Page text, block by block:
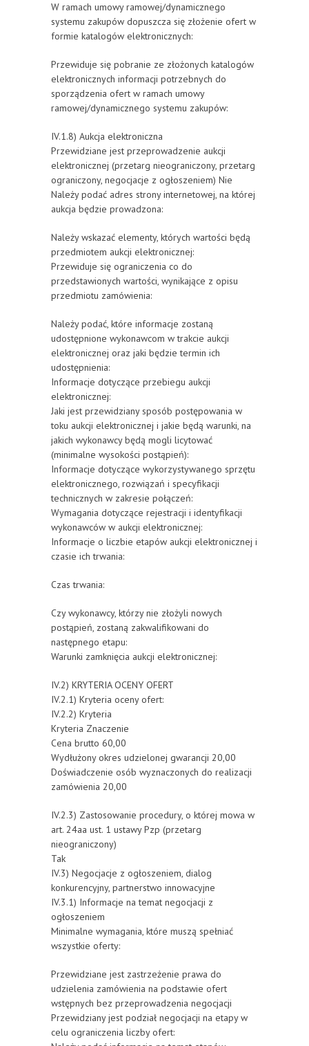
W ramach umowy ramowej/dynamicznego
systemu zakupów dopuszcza się złożenie ofert w
formie katalogów elektronicznych:
Przewiduje się pobranie ze złożonych katalogów
elektronicznych informacji potrzebnych do
sporządzenia ofert w ramach umowy
ramowej/dynamicznego systemu zakupów:
IV.1.8) Aukcja elektroniczna
Przewidziane jest przeprowadzenie aukcji
elektronicznej (przetarg nieograniczony, przetarg
ograniczony, negocjacje z ogłoszeniem) Nie
Należy podać adres strony internetowej, na której
aukcja będzie prowadzona:
Należy wskazać elementy, których wartości będą
przedmiotem aukcji elektronicznej:
Przewiduje się ograniczenia co do
przedstawionych wartości, wynikające z opisu
przedmiotu zamówienia:
Należy podać, które informacje zostaną
udostępnione wykonawcom w trakcie aukcji
elektronicznej oraz jaki będzie termin ich
udostępnienia:
Informacje dotyczące przebiegu aukcji
elektronicznej:
Jaki jest przewidziany sposób postępowania w
toku aukcji elektronicznej i jakie będą warunki, na
jakich wykonawcy będą mogli licytować
(minimalne wysokości postąpień):
Informacje dotyczące wykorzystywanego sprzętu
elektronicznego, rozwiązań i specyfikacji
technicznych w zakresie połączeń:
Wymagania dotyczące rejestracji i identyfikacji
wykonawców w aukcji elektronicznej:
Informacje o liczbie etapów aukcji elektronicznej i
czasie ich trwania:
Czas trwania:
Czy wykonawcy, którzy nie złożyli nowych
postąpień, zostaną zakwalifikowani do
następnego etapu:
Warunki zamknięcia aukcji elektronicznej:
IV.2) KRYTERIA OCENY OFERT
IV.2.1) Kryteria oceny ofert:
IV.2.2) Kryteria
Kryteria Znaczenie
Cena brutto 60,00
Wydłużony okres udzielonej gwarancji 20,00
Doświadczenie osób wyznaczonych do realizacji
zamówienia 20,00
IV.2.3) Zastosowanie procedury, o której mowa w
art. 24aa ust. 1 ustawy Pzp (przetarg
nieograniczony)
Tak
IV.3) Negocjacje z ogłoszeniem, dialog
konkurencyjny, partnerstwo innowacyjne
IV.3.1) Informacje na temat negocjacji z
ogłoszeniem
Minimalne wymagania, które muszą spełniać
wszystkie oferty:
Przewidziane jest zastrzeżenie prawa do
udzielenia zamówienia na podstawie ofert
wstępnych bez przeprowadzenia negocjacji
Przewidziany jest podział negocjacji na etapy w
celu ograniczenia liczby ofert: